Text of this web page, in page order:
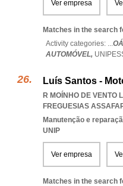
Ver empresa
Matches in the search
Activity categories: ...
AUTOMÓVEL,
Luís Santos -
R MOÍNHO DE VENTO
FREGUESIAS
Manutenção e
UNIP
Ver empresa
Matches in the search